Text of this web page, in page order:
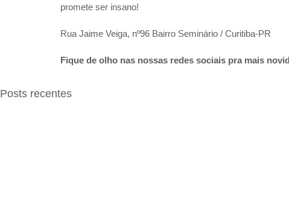
promete ser insano!
Rua Jaime Veiga, nº96 Bairro Seminário / Curitiba-PR
Fique de olho nas nossas redes sociais pra mais
Posts recentes